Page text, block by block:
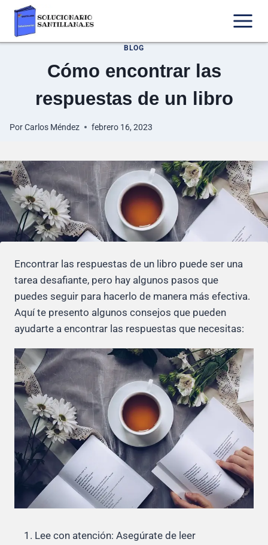
Saltar
contenido
BLOG
Cómo encontrar las
respuestas de un libro
PorCarlos Méndez febrero 16, 2023
Encontrar las respuestas de un libro puede ser una
tarea desafiante, pero hay algunos pasos que
puedes seguir para hacerlo de manera más efectiva.
Aquí te presento algunos consejos que pueden
ayudarte a encontrar las respuestas que necesitas:
Lee con atención: Asegúrate de leer